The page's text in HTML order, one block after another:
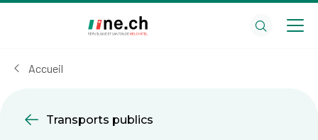
cookies
Accueil
Transports publics